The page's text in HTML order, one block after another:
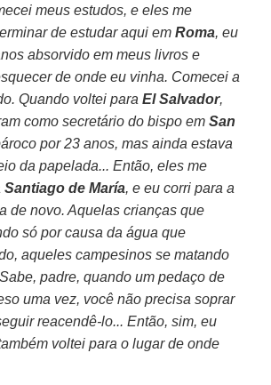
meus estudos, e eles me
de estudar aqui emRoma, eu
absorvido em meus livros e
de onde eu vinha. Comecei a
Quando voltei paraEl Salvador,
como secretário do bispo emSan
por 23 anos, mas ainda estava
da papelada... Então, eles me
Santiago de María, e eu corri para a
de novo. Aquelas crianças que
só por causa da água que
aqueles campesinos se matando
padre, quando um pedaço de
uma vez, você não precisa soprar
reacendê-lo... Então, sim, eu
voltei para o lugar de onde